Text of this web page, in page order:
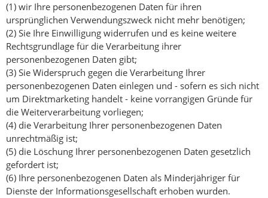
(1) wir Ihre personenbezogenen Daten für ihren
ursprünglichen Verwendungszweck nicht mehr benötigen;
(2) Sie Ihre Einwilligung widerrufen und es keine weitere
Rechtsgrundlage für die Verarbeitung ihrer
personenbezogenen Daten gibt;
(3) Sie Widerspruch gegen die Verarbeitung Ihrer
personenbezogenen Daten einlegen und - sofern es sich nicht
um Direktmarketing handelt - keine vorrangigen Gründe für
die Weiterverarbeitung vorliegen;
(4) die Verarbeitung Ihrer personenbezogenen Daten
unrechtmäßig ist;
(5) die Löschung Ihrer personenbezogenen Daten gesetzlich
gefordert ist;
(6) Ihre personenbezogenen Daten als Minderjähriger für
Dienste der Informationsgesellschaft erhoben wurden.